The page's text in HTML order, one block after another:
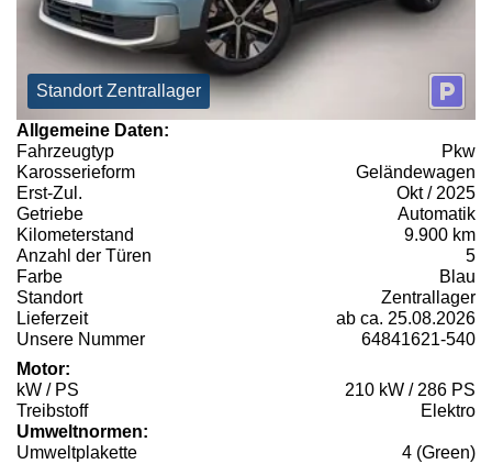
Standort Zentrallager
Allgemeine Daten:
Fahrzeugtyp
Pkw
Karosserieform
Geländewagen
Erst-Zul.
Okt / 2025
Getriebe
Automatik
Kilometerstand
9.900 km
Anzahl der Türen
5
Farbe
Blau
Standort
Zentrallager
Lieferzeit
ab ca. 25.08.2026
Unsere Nummer
64841621-540
Motor:
kW / PS
210 kW / 286 PS
Treibstoff
Elektro
Umweltnormen:
Umweltplakette
4 (Green)